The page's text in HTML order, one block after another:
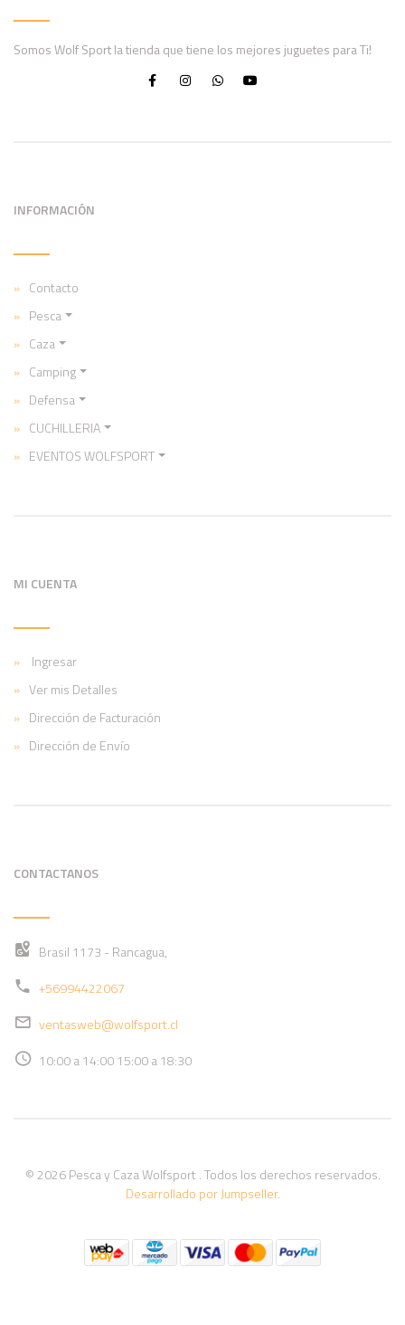
Somos Wolf Sport la tienda que tiene los mejores juguetes para Ti!
INFORMACIÓN
Contacto
Pesca
Caza
Camping
Defensa
CUCHILLERIA
EVENTOS WOLFSPORT
MI CUENTA
Ingresar
Ver mis Detalles
Dirección de Facturación
Dirección de Envío
CONTACTANOS
Brasil 1173 - Rancagua,
+56994422067
ventasweb@wolfsport.cl
10:00 a 14:00 15:00 a 18:30
© 2026 Pesca y Caza Wolfsport . Todos los derechos reservados.
Desarrollado por Jumpseller.